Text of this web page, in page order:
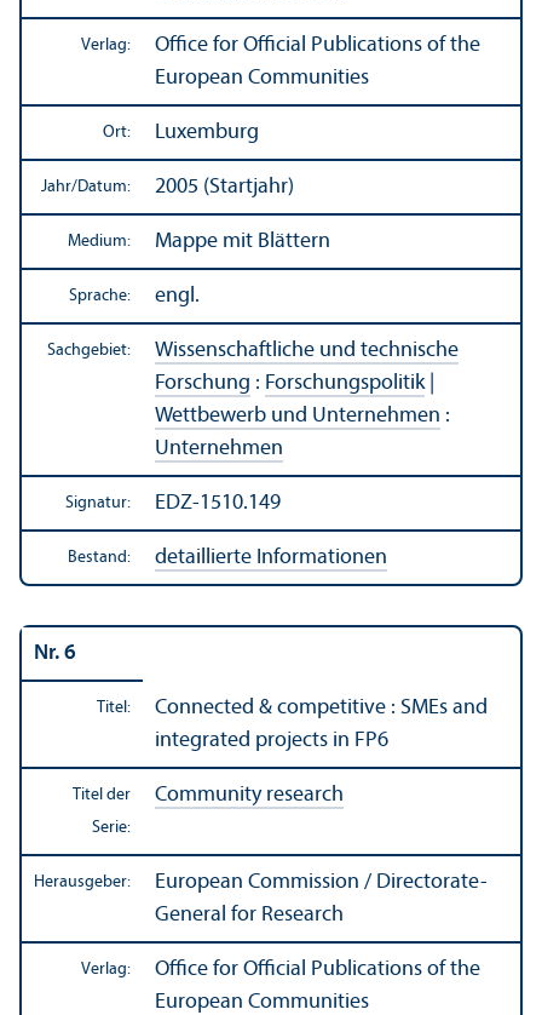
Verlag:
Office for Official Publications of the
European Communities
Ort: Luxemburg
Jahr/Datum: 2005 (Startjahr)
Medium: Mappe mit Blättern
Sprache: engl.
Sachgebiet:
Wissenschaft­liche und technische
Forschung : Forschungs­politik|
Wettbewerb und Unter­nehmen :
Unter­nehmen
Signatur: EDZ-1510.149
Bestand: detaillierte Informationen
Nr. 6
Titel:
Connected & competitive : SMEs and
integrated projects in FP6
Titel der
Serie:
Community research
Herausgeber:
European Commission / Directorate-
General for Research
Verlag:
Office for Official Publications of the
European Communities